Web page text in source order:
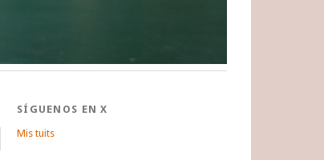
SÍGUENOS EN X
Mis tuits